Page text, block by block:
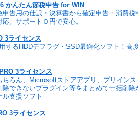
かんたん節税申告 for WIN
申告用の仕訳・決算書から確定申告・消費
。サポート０円で安心。
3ライセンス
するHDDデフラグ・SSD最適化ソフト！高
3ライセンス
ろん、Microsoftストアアプリ、プリイン
除できないプラグイン等をまとめて一括削
支援ソフト
3ライセンス